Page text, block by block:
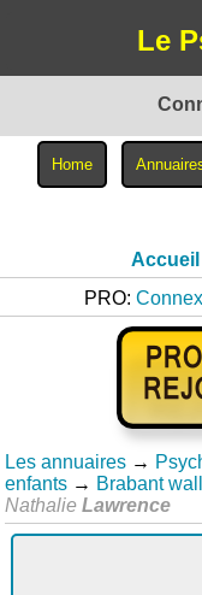
Le
PRO:
Les annuaires →
enfants → Brabant
NathalieLawrence